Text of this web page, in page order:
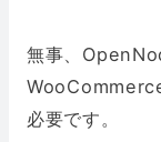
無事、
必要です。